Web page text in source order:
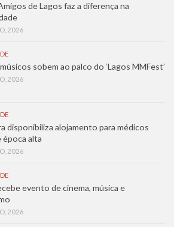
de Lagos faz a diferença na
2026
sobem ao palco do ‘Lagos MMFest’
2026
disponibiliza alojamento para médicos
época alta
2026
evento de cinema, música e
2026